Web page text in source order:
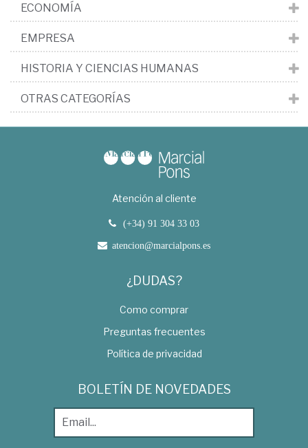
ECONOMÍA
EMPRESA
HISTORIA Y CIENCIAS HUMANAS
OTRAS CATEGORÍAS
Atención al cliente
(+34) 91 304 33 03
atencion@marcialpons.es
¿DUDAS?
Como comprar
Preguntas frecuentes
Política de privacidad
BOLETÍN DE NOVEDADES